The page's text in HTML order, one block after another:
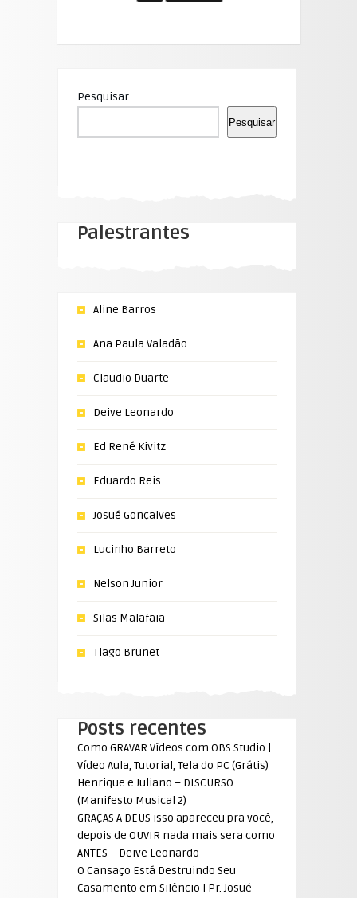
Pesquisar
Pesquisar
Palestrantes
Aline Barros
Ana Paula Valadão
Claudio Duarte
Deive Leonardo
Ed René Kivitz
Eduardo Reis
Josué Gonçalves
Lucinho Barreto
Nelson Junior
Silas Malafaia
Tiago Brunet
Posts recentes
Como GRAVAR Vídeos com OBS Studio |
Vídeo Aula, Tutorial, Tela do PC (Grátis)
Henrique e Juliano – DISCURSO
(Manifesto Musical 2)
GRAÇAS A DEUS isso apareceu pra você,
depois de OUVIR nada mais sera como
ANTES – Deive Leonardo
O Cansaço Está Destruindo Seu
Casamento em Silêncio | Pr. Josué